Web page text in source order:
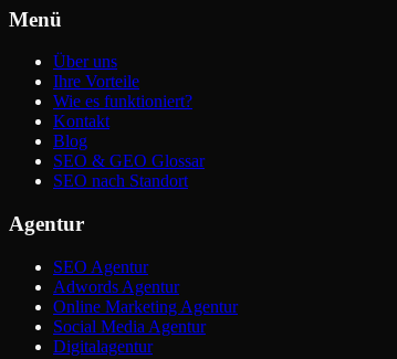
Menü
Über uns
Ihre Vorteile
Wie es funktioniert?
Kontakt
Blog
SEO & GEO Glossar
SEO nach Standort
Agentur
SEO Agentur
Adwords Agentur
Online Marketing Agentur
Social Media Agentur
Digitalagentur